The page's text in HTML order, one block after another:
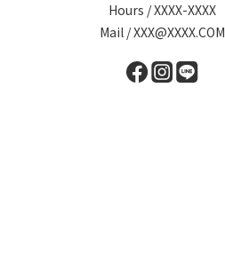
Hours / XXXX-XXXX
Mail / XXX@XXXX.COM